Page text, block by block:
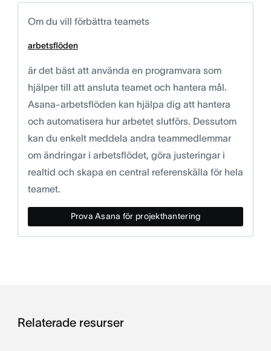
Om du vill förbättra teamets
arbetsflöden
är det bäst att använda en programvara som
hjälper till att ansluta teamet och hantera mål.
Asana-arbetsflöden kan hjälpa dig att hantera
och automatisera hur arbetet slutförs. Dessutom
kan du enkelt meddela andra teammedlemmar
om ändringar i arbetsflödet, göra justeringar i
realtid och skapa en central referenskälla för hela
teamet.
Prova Asana för projekthantering
Relaterade resurser